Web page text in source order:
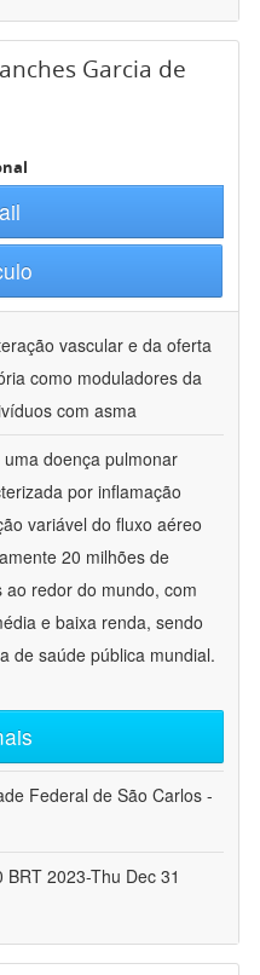
Garcia de
vascular e da oferta
como moduladores da
com asma
doença pulmonar
por inflamação
variável do fluxo aéreo
20 milhões de
redor do mundo, com
e baixa renda, sendo
de saúde pública mundial.
Federal de São Carlos -
2023-Thu Dec 31